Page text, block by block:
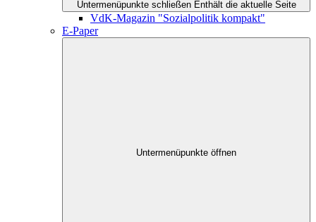
Untermenüpunkte schließen Enthält die aktuelle Seite
VdK-Magazin "Sozialpolitik kompakt"
E-Paper
Untermenüpunkte öffnen